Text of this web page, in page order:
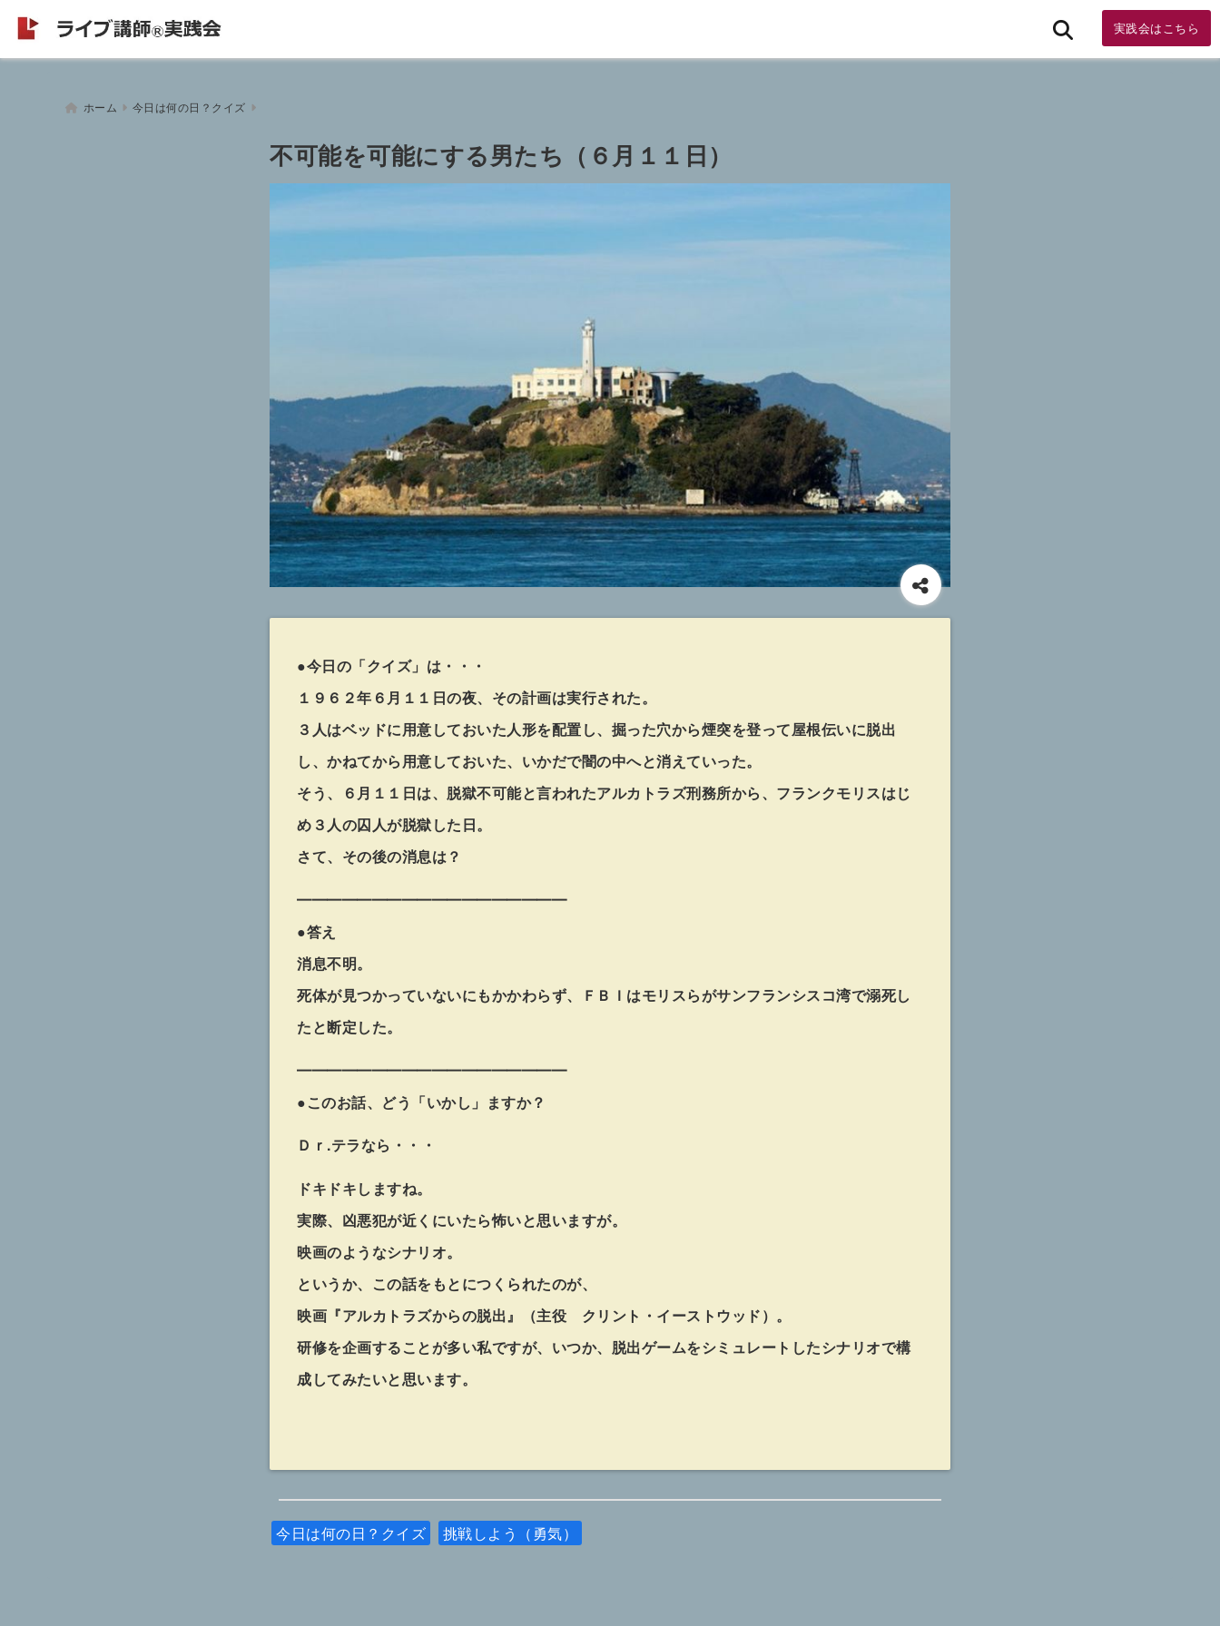
実践会はこちら
ホーム 今日は何の日？クイズ
不可能を可能にする男たち（６月１１日）
●今日の「クイズ」は・・・
１９６２年６月１１日の夜、その計画は実行された。
３人はベッドに用意しておいた人形を配置し、掘った穴から煙突を登って屋根伝いに脱出
し、かねてから用意しておいた、いかだで闇の中へと消えていった。
そう、６月１１日は、脱獄不可能と言われたアルカトラズ刑務所から、フランクモリスはじ
め３人の囚人が脱獄した日。
さて、その後の消息は？
━━━━━━━━━━━━━━━━━━
●答え
消息不明。
死体が見つかっていないにもかかわらず、ＦＢＩはモリスらがサンフランシスコ湾で溺死し
たと断定した。
━━━━━━━━━━━━━━━━━━
●このお話、どう「いかし」ますか？
Ｄｒ.テラなら・・・
ドキドキしますね。
実際、凶悪犯が近くにいたら怖いと思いますが。
映画のようなシナリオ。
というか、この話をもとにつくられたのが、
映画『アルカトラズからの脱出』（主役 クリント・イーストウッド）。
研修を企画することが多い私ですが、いつか、脱出ゲームをシミュレートしたシナリオで構
成してみたいと思います。
今日は何の日？クイズ 挑戦しよう（勇気）